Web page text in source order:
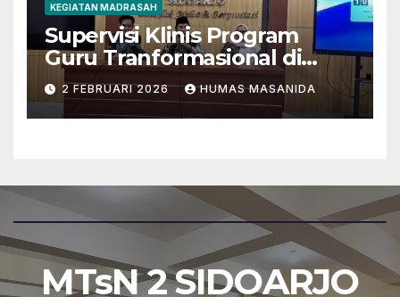
KEGIATAN MADRASAH
Supervisi Klinis Program
Guru Tranformasional di
MTsN 2 Sidoarjo
2 FEBRUARI 2026 HUMAS MASANIDA
MTsN 2 SIDOARJO